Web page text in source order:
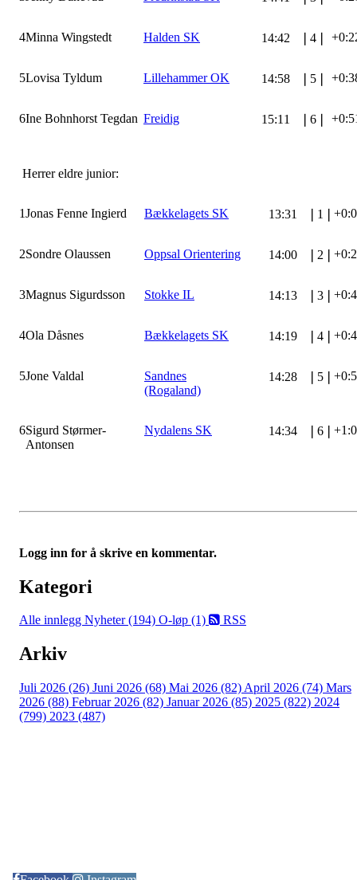
4Minna Wingstedt Halden SK 14:42 4
5Lovisa Tyldum Lillehammer OK 14:58 5
6Ine Bohnhorst Tegdan Freidig 15:11 6
Herrer eldre junior:
1Jonas Fenne Ingierd Bækkelagets SK 13:31 1
2Sondre Olaussen Oppsal Orientering 14:00 2
3Magnus Sigurdsson Stokke IL 14:13 3
4Ola Dåsnes Bækkelagets SK 14:19 4
5Jone Valdal
Sandnes
(Rogaland)
14:28 5
6Sigurd Størmer-
Antonsen
Nydalens SK 14:34 6
Logg inn for å skrive en kommentar.
Kategori
Alle innlegg Nyheter (194) O-løp (1) RSS
Arkiv
Juli 2026 (26) Juni 2026 (68) Mai 2026 (82) April 2026 (74) Mars
2026 (88) Februar 2026 (82) Januar 2026 (85) 2025 (822) 2024
(799) 2023 (487)